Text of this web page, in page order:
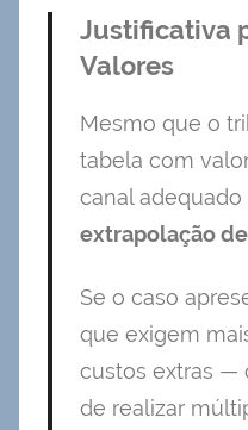
Justificativa
Valores
Mesmo que o
tabela com
canal adequado
extrapolação
Se o caso
que exigem
custos extras —
de realizar